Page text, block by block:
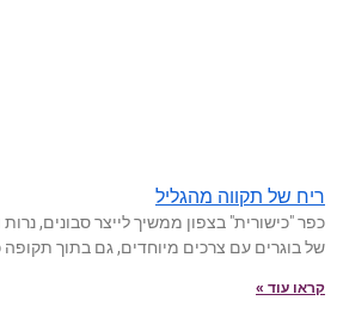
ריח של תקווה מהגליל
כפר "כישורית" בצפון ממשיך לייצר סבונים,
של בוגרים עם צרכים מיוחדים, גם בתוך
קראו עוד »